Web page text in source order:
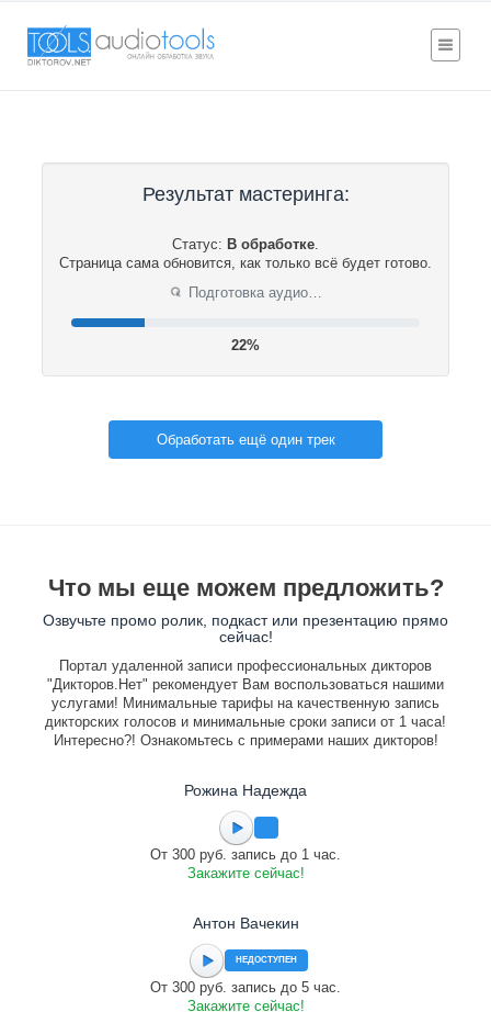
Результат мастеринга:
Статус: В обработке.
Страница сама обновится, как только всё будет готово.
⟳ Подготовка аудио…
22%
Обработать ещё один трек
Что мы еще можем предложить?
Озвучьте промо ролик, подкаст или презентацию прямо
сейчас!
Портал удаленной записи профессиональных дикторов
"Дикторов.Нет" рекомендует Вам воспользоваться нашими
услугами! Минимальные тарифы на качественную запись
дикторских голосов и минимальные сроки записи от 1 часа!
Интересно?! Ознакомьтесь с примерами наших дикторов!
Рожина Надежда
От 300 руб. запись до 1 час.
Закажите сейчас!
Антон Вачекин
НЕДОСТУПЕН
От 300 руб. запись до 5 час.
Закажите сейчас!